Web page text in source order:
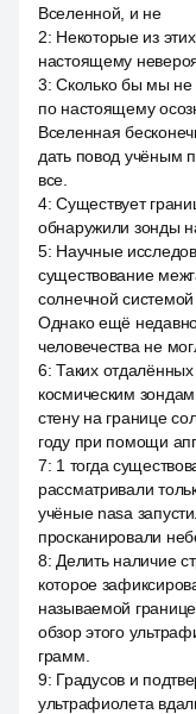
Вселенной, и не
2: Некоторые из
настоящему
3:Сколько бы мы не
по настоящему
Вселенная
дать повод учёным
все.
4:Существует
обнаружили зонды
5: Научные
существование
солнечной
Однако ещё
человечества не
6:Таких
космическим
стену на границе
году при помощи
7: 1 тогда
рассматривали
учёные nasa
просканировали
8: Делить наличие
которое
называемой
обзор этого
грамм.
9: Градусов и
ультрафиолета